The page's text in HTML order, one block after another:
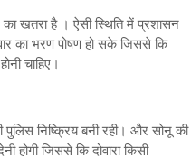
का खतरा है । ऐसी स्थिति में प्रशासन
का भरण पोषण हो सके जिससे कि
चाहिए।
निष्क्रिय बनी रही। और सोनू की
होगी जिससे कि दोवारा किसी